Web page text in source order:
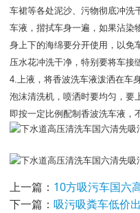
车裙等各处泥沙、污物彻底冲洗
车液，揩拭车身一遍，如果沾染
身上下的海绵要分开使用，以免
压水花冲洗干净，特别要将车接
4.上液，将香波洗车液泼洒在车
泡沫清洗机，喷洒时要均匀，要
即按一定比例配制香波洗车液，
上一篇： 10方吸污车国六
下一篇： 吸污吸粪车低价